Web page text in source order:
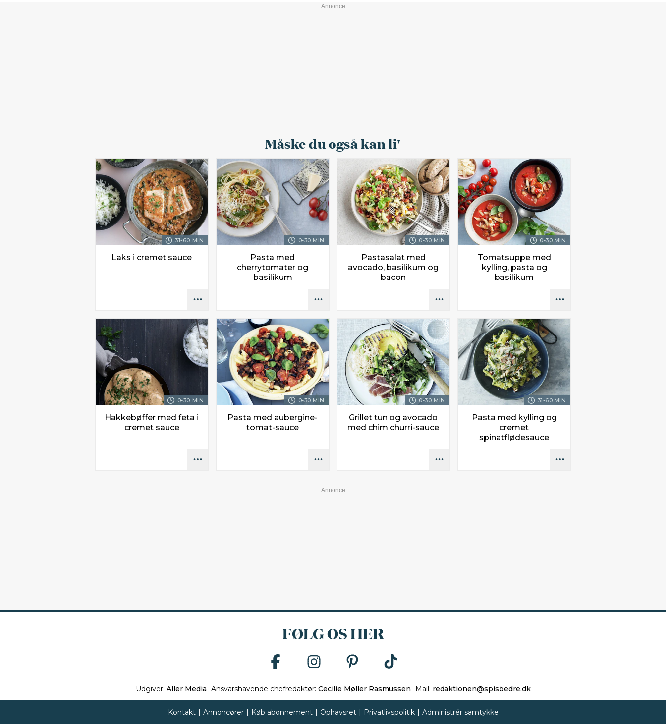
Måske du også kan li'
31-60 MIN.
Laks i cremet sauce
0-30 MIN.
Pasta med
cherrytomater og
basilikum
0-30 MIN.
Pastasalat med
avocado, basilikum og
bacon
0-30 MIN.
Tomatsuppe med
kylling, pasta og
basilikum
0-30 MIN.
Hakkebøffer med feta i
cremet sauce
0-30 MIN.
Pasta med aubergine-
tomat-sauce
0-30 MIN.
Grillet tun og avocado
med chimichurri-sauce
31-60 MIN.
Pasta med kylling og
cremet
spinatflødesauce
FØLG OS HER
Udgiver: Aller Media Ansvarshavende chefredaktør: Cecilie Møller Rasmussen Mail: redaktionen@spisbedre.dk
Kontakt Annoncører Køb abonnement Ophavsret Privatlivspolitik
Administrér samtykke